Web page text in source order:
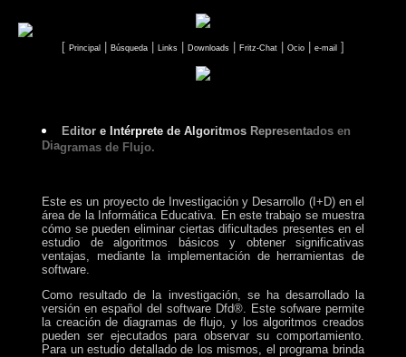
[ Principal Búsqueda Links Downloads Fritz-Chat Ocio e-mail ]
Editor e Intérprete de Algoritmos Representados en
Diagramas de Flujo.
Este es un proyecto de Investigación y Desarrollo (I+D) en el
área de la Informática Educativa. En este trabajo se muestra
cómo se pueden eliminar ciertas dificultades presentes en el
estudio de algoritmos básicos y obtener significativas
ventajas, mediante la implementación de herramientas de
software.
Como resultado de la investigación, se ha desarrollado la
versión en español del software Dfd®. Este sofware permite
la creación de diagramas de flujo, y los algoritmos creados
pueden ser ejecutados para observar su comportamiento.
Para un estudio detallado de los mismos, el programa brinda